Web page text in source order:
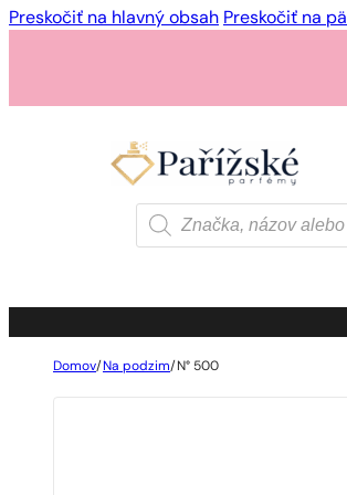
Preskočiť na hlavný obsah Preskočiť na
Products
search
Domov/ Na podzim/ N° 500